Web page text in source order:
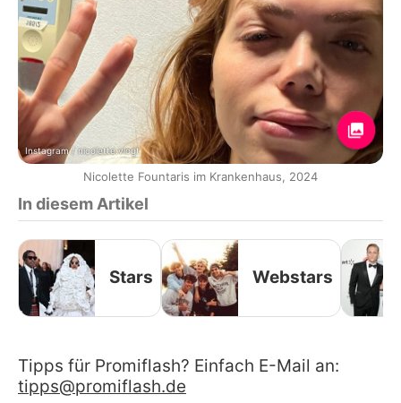
Instagram / nicolette.vlogt
Nicolette Fountaris im Krankenhaus, 2024
In diesem Artikel
Stars Webstars
Tipps für Promiflash? Einfach E-Mail an:
tipps@promiflash.de